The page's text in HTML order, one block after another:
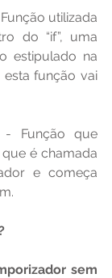
utilizada
do “if”, uma
estipulado na
esta função vai
Função que
é chamada
e começa
sem